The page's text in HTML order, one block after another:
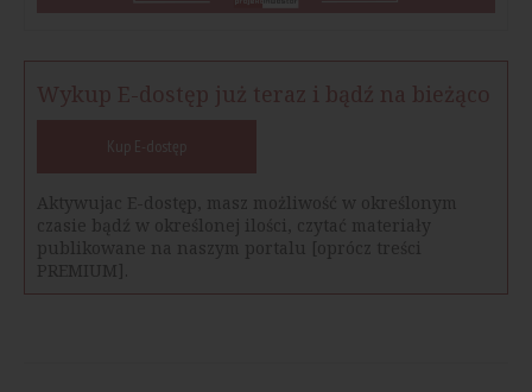
Wykup E-dostęp już teraz i bądź na bieżąco
Kup E-dostęp
Aktywujac E-dostęp, masz możliwość w określonym
czasie bądź w określonej ilości, czytać materiały
publikowane na naszym portalu [oprócz treści
PREMIUM].